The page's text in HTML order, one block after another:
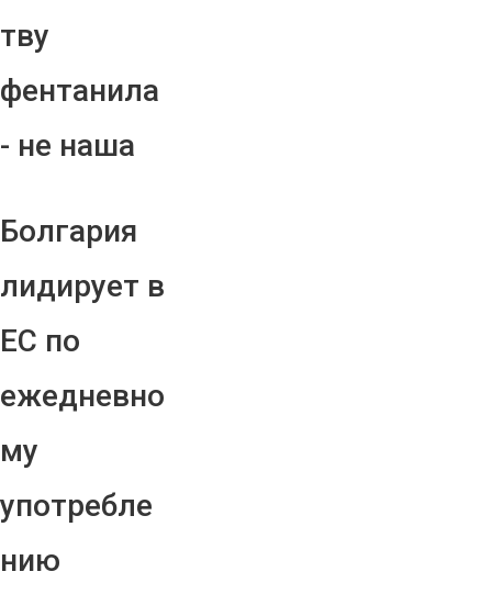
тву
фентанила
- не наша
Болгария
лидирует в
ЕС по
ежедневно
му
употребле
нию